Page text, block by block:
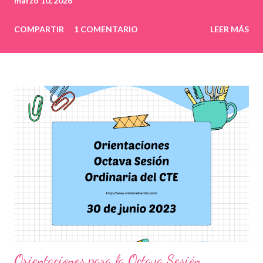
COMPARTIR 1 COMENTARIO LEER MÁS